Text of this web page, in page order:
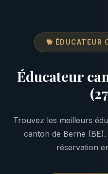
🐕 ÉDUCATEUR
Éducateur
Trouvez les meilleurs
canton de Berne
réservation